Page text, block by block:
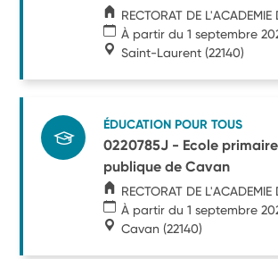
RECTORAT DE L'ACADEMIE
À partir du 1 septembre
Saint-Laurent (22140)
ÉDUCATION POUR TOUS
0220785J - Ecole primaire
publique de Cavan
RECTORAT DE L'ACADEMIE
À partir du 1 septembre
Cavan (22140)